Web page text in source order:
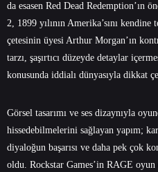
da esasen Red Dead Redemption’ın
2, 1899 yılının Amerika’sını
çetesinin üyesi Arthur Morgan’ın
tarzı, şaşırtıcı düzeyde detaylar
konusunda iddialı dünyasıyla dikkat
Görsel tasarımı ve ses dizaynıyla
hissedebilmelerini sağlayan yapım;
diyaloğun başarısı ve daha pek çok
oldu. Rockstar Games’in RAGE